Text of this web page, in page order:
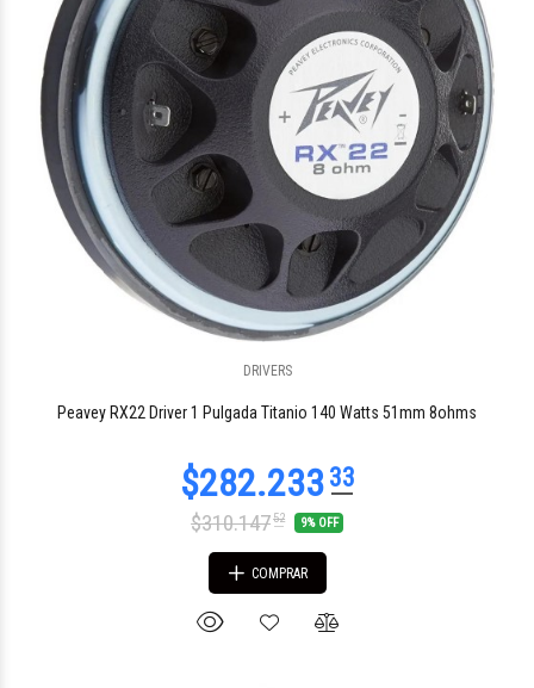
DRIVERS
Peavey RX22 Driver 1 Pulgada Titanio 140 Watts 51mm 8ohms
$310.14752 9% OFF
COMPRAR